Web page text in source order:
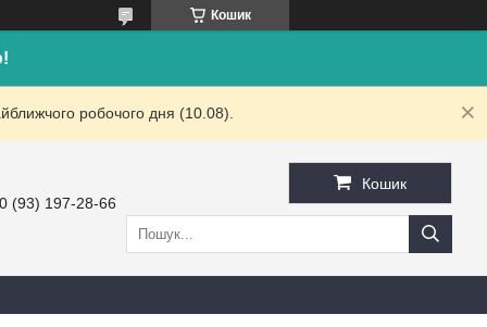
Кошик
робочого дня (10.08).
(93) 197-28-66
Кошик